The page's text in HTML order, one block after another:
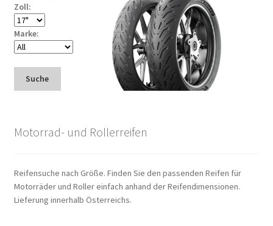
Zoll:
Marke:
Suche
Motorrad- und Rollerreifen
Reifensuche nach Größe. Finden Sie den passenden Reifen für
Motorräder und Roller einfach anhand der Reifendimensionen.
Lieferung innerhalb Österreichs.